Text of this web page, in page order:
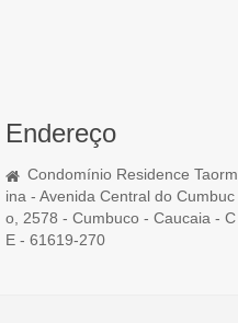
Endereço
Condomínio Residence Taorm
ina - Avenida Central do Cumbuc
o, 2578 - Cumbuco - Caucaia - C
E - 61619-270